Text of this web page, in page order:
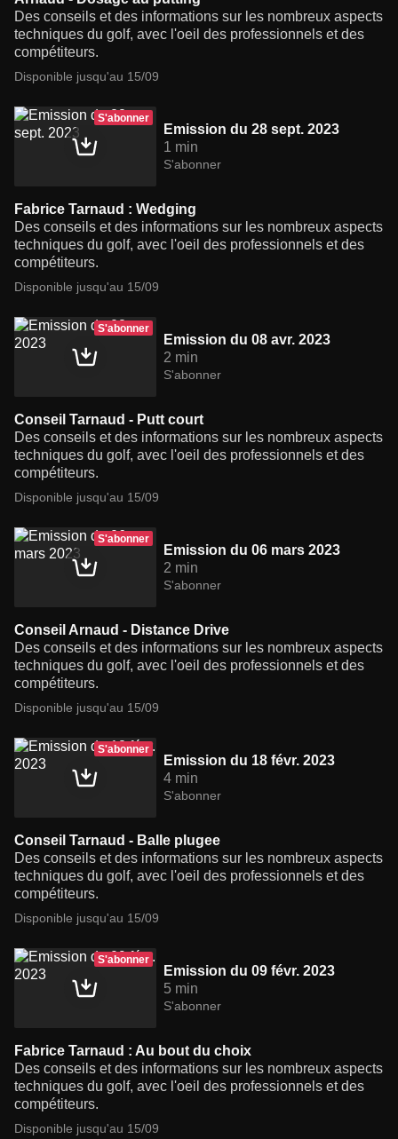
Des conseils et des informations sur les nombreux aspects
techniques du golf, avec l'oeil des professionnels et des
compétiteurs.
Disponible jusqu'au 15/09
S'abonner
Emission du 28 sept. 2023
1 min
S'abonner
Fabrice Tarnaud : Wedging
Des conseils et des informations sur les nombreux aspects
techniques du golf, avec l'oeil des professionnels et des
compétiteurs.
Disponible jusqu'au 15/09
S'abonner
Emission du 08 avr. 2023
2 min
S'abonner
Conseil Tarnaud - Putt court
Des conseils et des informations sur les nombreux aspects
techniques du golf, avec l'oeil des professionnels et des
compétiteurs.
Disponible jusqu'au 15/09
S'abonner
Emission du 06 mars 2023
2 min
S'abonner
Conseil Arnaud - Distance Drive
Des conseils et des informations sur les nombreux aspects
techniques du golf, avec l'oeil des professionnels et des
compétiteurs.
Disponible jusqu'au 15/09
S'abonner
Emission du 18 févr. 2023
4 min
S'abonner
Conseil Tarnaud - Balle plugee
Des conseils et des informations sur les nombreux aspects
techniques du golf, avec l'oeil des professionnels et des
compétiteurs.
Disponible jusqu'au 15/09
S'abonner
Emission du 09 févr. 2023
5 min
S'abonner
Fabrice Tarnaud : Au bout du choix
Des conseils et des informations sur les nombreux aspects
techniques du golf, avec l'oeil des professionnels et des
compétiteurs.
Disponible jusqu'au 15/09